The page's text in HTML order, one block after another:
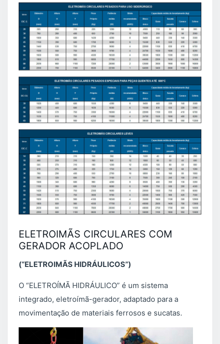
ELETROIMÃS CIRCULARES COM
GERADOR ACOPLADO
(“ELETROIMÃS HIDRÁULICOS”)
O “ELETROÍMÃ HIDRÁULICO” é um sistema
integrado, eletroímã-gerador, adaptado para a
movimentação de materiais ferrosos e sucatas.